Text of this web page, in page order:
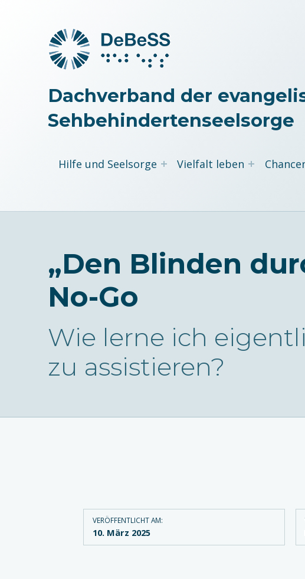
Dachverband der
Sehbehindertenseelsorge
Hilfe und Seelsorge Vielfalt leben
„Den Blinden
No-Go
Wie lerne ich
zu assistieren?
VERÖFFENTLICHT AM:
10. März 2025